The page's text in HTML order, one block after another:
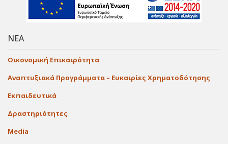
ΝΕΑ
Οικονομική Επικαιρότητα
Αναπτυξιακά Προγράμματα – Ευκαιρίες Χρηματοδότησης
Εκπαιδευτικά
Δραστηριότητες
Media